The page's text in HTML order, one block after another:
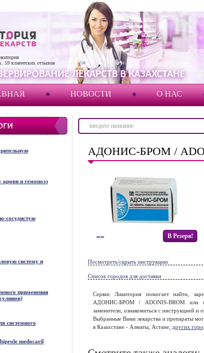
59клиентских отзывов
ЛЕКАРСТВ В КАЗАХСТАНЕ
НОВОСТИ О НАС
и гемопоэз
сосудистую
систему и
применения
системного
medocaril
АДОНИС-БРОМ /
-- В Резерв!
Посмотреть/скрыть инструкцию
Список городов для доставки
Сервис Ликитория помогает найти,
АДОНИС-БРОМ / ADONIS-BROM или
заменители, ознакомиться с инструкцией и
Выбранные Вами лекарства и препараты
в Казахстане - Алматы, Астане, других